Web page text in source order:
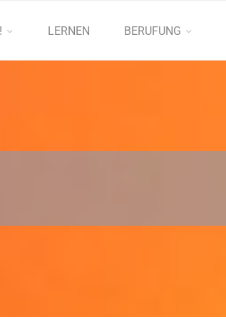
LERNEN BERUFUNG